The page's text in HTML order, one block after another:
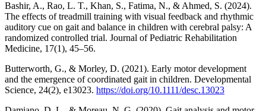
Bashir, A., Rao, L. T., Khan, S., Fatima, N., & Ahmed, S. (2024).
The effects of treadmill training with visual feedback and rhythmic
auditory cue on gait and balance in children with cerebral palsy: A
randomized controlled trial. Journal of Pediatric Rehabilitation
Medicine, 17(1), 45–56.
Butterworth, G., & Morley, D. (2021). Early motor development
and the emergence of coordinated gait in children. Developmental
Science, 24(2), e13023. https://doi.org/10.1111/desc.13023